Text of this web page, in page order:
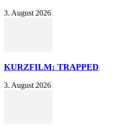
3. August 2026
KURZFILM: TRAPPED
3. August 2026